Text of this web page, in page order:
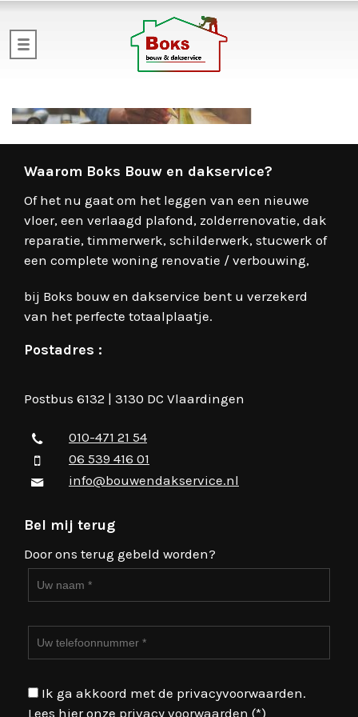
Waarom Boks Bouw en dakservice?
Of het nu gaat om het leggen van een nieuwe
vloer, een verlaagd plafond, zolderrenovatie, dak
reparatie, timmerwerk, schilderwerk, stucwerk of
een complete woning renovatie / verbouwing,
bij Boks bouw en dakservice bent u verzekerd
van het perfecte totaalplaatje.
Postadres :
Postbus 6132 | 3130 DC Vlaardingen
010-471 21 54
06 539 416 01
info@bouwendakservice.nl
Bel mij terug
Door ons terug gebeld worden?
Ik ga akkoord met de privacyvoorwaarden.
Lees hier onze privacy voorwaarden (*)